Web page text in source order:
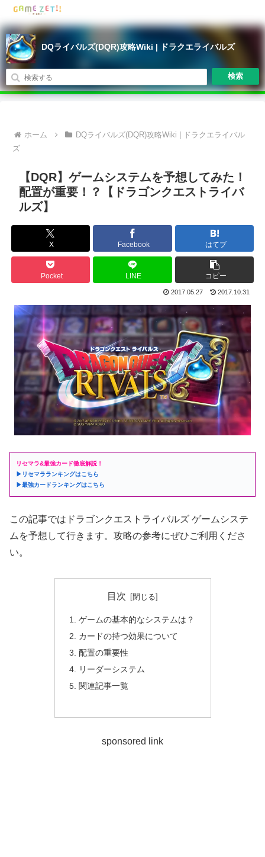
DQライバルズ(DQR)攻略Wiki | ドラクエライバルズ
検索
ホーム
DQライバルズ(DQR)攻略Wiki | ドラクエライバル
ズ
【DQR】ゲームシステムを予想してみた！
配置が重要！？【ドラゴンクエストライバ
ルズ】
X Facebook はてブ
Pocket LINE コピー
2017.05.27 2017.10.31
リセマラ&最強カード徹底解説！
▶リセマラランキングはこちら
▶最強カードランキングはこちら
この記事ではドラゴンクエストライバルズ ゲームシステ
ムを予想して行きます。攻略の参考にぜひご利用くださ
い。
目次
ゲームの基本的なシステムは？
カードの持つ効果について
配置の重要性
リーダーシステム
関連記事一覧
sponsored link